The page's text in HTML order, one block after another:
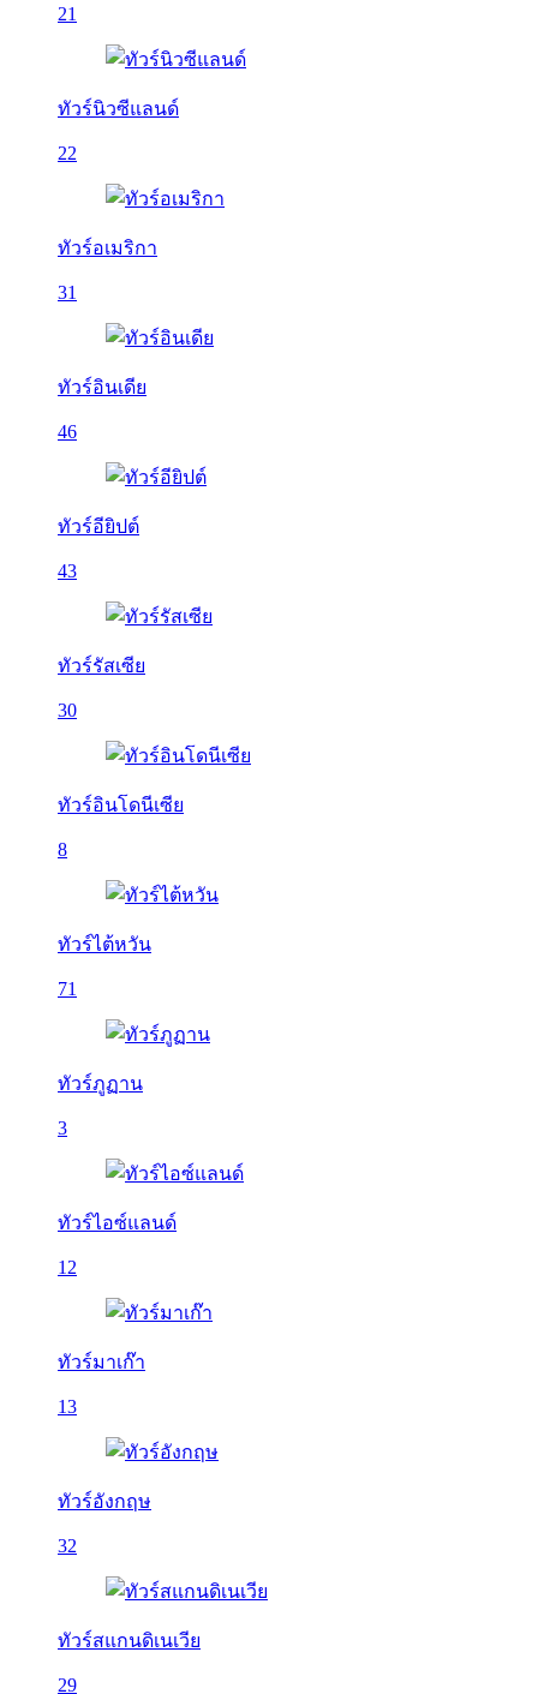
21
ทัวร์นิวซีแลนด์
22
ทัวร์อเมริกา
31
ทัวร์อินเดีย
46
ทัวร์อียิปต์
43
ทัวร์รัสเซีย
30
ทัวร์อินโดนีเซีย
8
ทัวร์ไต้หวัน
71
ทัวร์ภูฏาน
3
ทัวร์ไอซ์แลนด์
12
ทัวร์มาเก๊า
13
ทัวร์อังกฤษ
32
ทัวร์สแกนดิเนเวีย
29